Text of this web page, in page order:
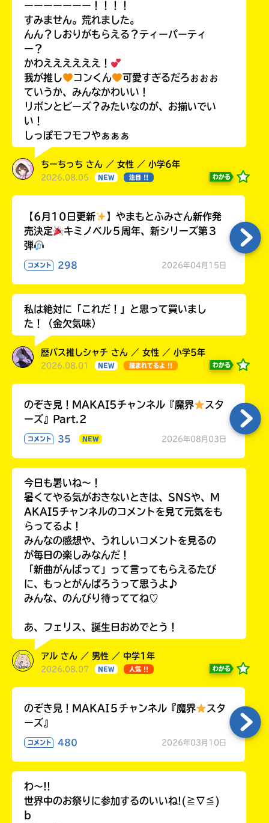
ーーーーーーー！！！！
すみません。荒れました。
んん？しおりがもらえる？ティーパーティ
ー？
かわええええええ！
我が推し
コンくん
可愛すぎるだろぉぉぉ
ていうか、みんなかわいい！
リボンとビーズ？みたいなのが、お揃いでい
い！
しっぽモフモフやぁぁぁ
ちーちっち さん ／ 女性 ／ 小学6年
2026.08.05 NEW 注目 !! わかる
【6月10日更新
】やまもとふみさん新作発
売決定
キミノベル５周年、新シリーズ第３
弾
コメント 298 2026年04月15日
私は絶対に「これだ！」と思って買いまし
た！（金欠気味）
歴バス推しシャチ さん ／ 女性 ／ 小学5年
2026.08.01 NEW 読まれてるよ !! わかる
のぞき見！MAKAI5チャンネル『魔界
スタ
ーズ』Part.2
コメント 35 NEW 2026年08月03日
今日も暑いね〜！
暑くてやる気がおきないときは、SNSや、M
AKAI5チャンネルのコメントを見て元気をも
らってるよ！
みんなの感想や、うれしいコメントを見るの
が毎日の楽しみなんだ！
「新曲がんばって」って言ってもらえるたび
に、もっとがんばろうって思うよ♪
みんな、のんびり待っててね♡
あ、フェリス、誕生日おめでとう！
アル さん ／ 男性 ／ 中学1年
2026.08.07 NEW 人気 !! わかる
のぞき見！MAKAI５チャンネル『魔界
スタ
ーズ』
コメント 480 2026年03月10日
わ〜!!
世界中のお祭りに参加するのいいね!(≧∇≦)
b